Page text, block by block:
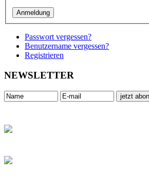
Passwort vergessen?
Benutzername vergessen?
Registrieren
NEWSLETTER